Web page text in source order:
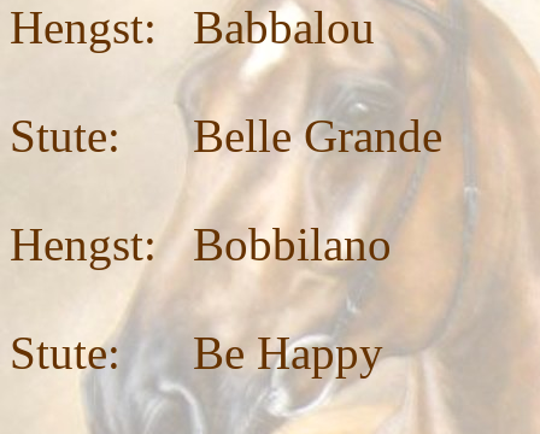
Hengst: Babbalou
-
Stute: Belle Grande
-
Hengst: Bobbilano
-
Stute: Be Happy
-